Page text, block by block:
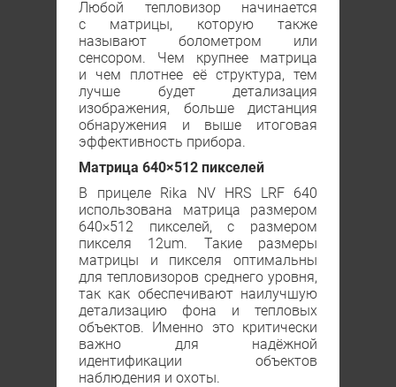
Любой тепловизор начинается
с матрицы, которую также
называют болометром или
сенсором. Чем крупнее матрица
и чем плотнее её структура, тем
лучше будет детализация
изображения, больше дистанция
обнаружения и выше итоговая
эффективность прибора.
Матрица 640×512 пикселей
В прицеле Rika NV HRS LRF 640
использована матрица размером
640×512 пикселей, с размером
пикселя 12um. Такие размеры
матрицы и пикселя оптимальны
для тепловизоров среднего уровня,
так как обеспечивают наилучшую
детализацию фона и тепловых
объектов. Именно это критически
важно для надёжной
идентификации объектов
наблюдения и охоты.